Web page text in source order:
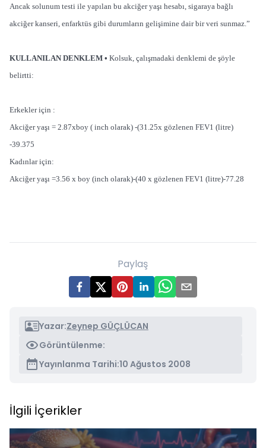
Ancak solunum testi ile yapılan bu akciğer yaşı hesabı, sigaraya bağlı
akciğer kanseri, enfarktüs gibi durumların gelişimine dair bir veri sunmaz.”
KULLANILAN DENKLEM • Kolsuk, çalışmadaki denklemi de şöyle
belirtti:
Erkekler için :
Akciğer yaşı = 2.87xboy ( inch olarak) -(31.25x gözlenen FEV1 (litre)
-39.375
Kadınlar için:
Akciğer yaşı =3.56 x boy (inch olarak)-(40 x gözlenen FEV1 (litre)-77.28
Paylaş
Yazar:Zeynep GÜÇLÜCAN
Görüntülenme:
Yayınlanma Tarihi:10 Ağustos 2008
İlgili İçerikler